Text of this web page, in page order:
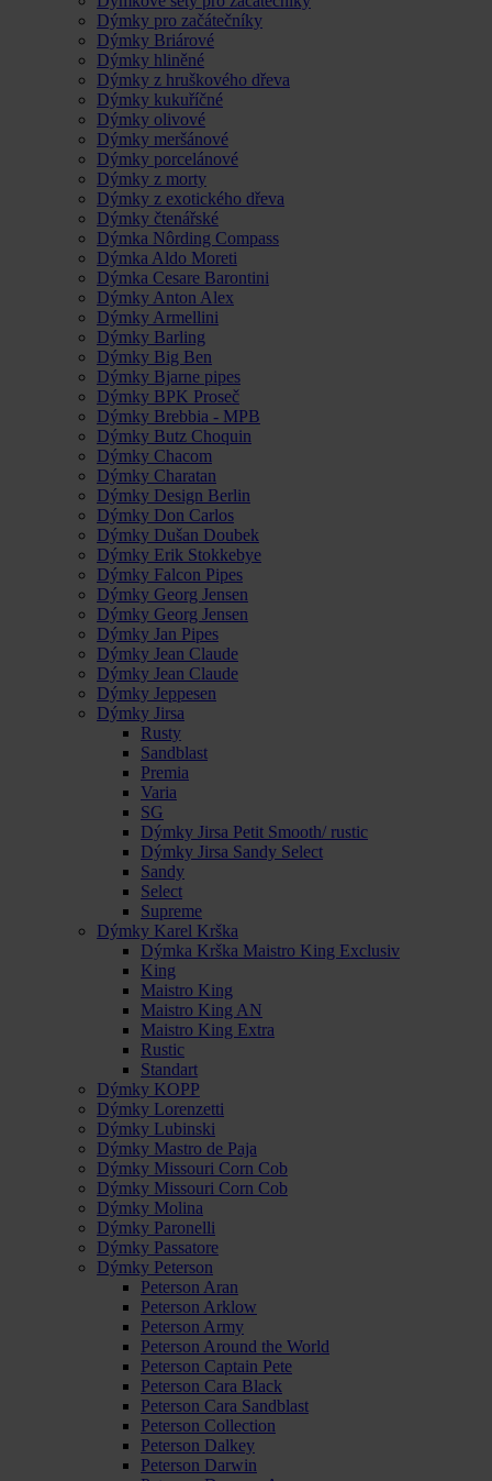
Dýmky pro začátečníky
Dýmky Briárové
Dýmky hliněné
Dýmky z hruškového dřeva
Dýmky kukuříčné
Dýmky olivové
Dýmky meršánové
Dýmky porcelánové
Dýmky z morty
Dýmky z exotického dřeva
Dýmky čtenářské
Dýmka Nôrding Compass
Dýmka Aldo Moreti
Dýmka Cesare Barontini
Dýmky Anton Alex
Dýmky Armellini
Dýmky Barling
Dýmky Big Ben
Dýmky Bjarne pipes
Dýmky BPK Proseč
Dýmky Brebbia - MPB
Dýmky Butz Choquin
Dýmky Chacom
Dýmky Charatan
Dýmky Design Berlin
Dýmky Don Carlos
Dýmky Dušan Doubek
Dýmky Erik Stokkebye
Dýmky Falcon Pipes
Dýmky Georg Jensen
Dýmky Georg Jensen
Dýmky Jan Pipes
Dýmky Jean Claude
Dýmky Jean Claude
Dýmky Jeppesen
Dýmky Jirsa
Rusty
Sandblast
Premia
Varia
SG
Dýmky Jirsa Petit Smooth/ rustic
Dýmky Jirsa Sandy Select
Sandy
Select
Supreme
Dýmky Karel Krška
Dýmka Krška Maistro King Exclusiv
King
Maistro King
Maistro King AN
Maistro King Extra
Rustic
Standart
Dýmky KOPP
Dýmky Lorenzetti
Dýmky Lubinski
Dýmky Mastro de Paja
Dýmky Missouri Corn Cob
Dýmky Missouri Corn Cob
Dýmky Molina
Dýmky Paronelli
Dýmky Passatore
Dýmky Peterson
Peterson Aran
Peterson Arklow
Peterson Army
Peterson Around the World
Peterson Captain Pete
Peterson Cara Black
Peterson Cara Sandblast
Peterson Collection
Peterson Dalkey
Peterson Darwin